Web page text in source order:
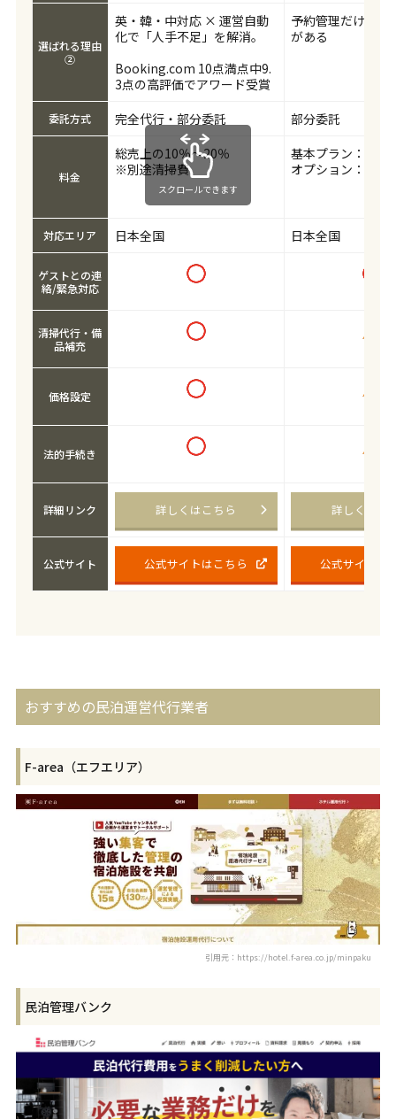
選ばれる理由
②
英・韓・中対応 × 運営自動
化で「人手不足」を解消。
Booking.com 10点満点中9.
3点の高評価でアワード受賞
予約管理だけ受託
がある
委託方式 完全代行・部分委託 部分委託
料金
総売上の10％～20％
※別途清掃費
基本プラン：
オプション：
対応エリア 日本全国 日本全国
ゲストとの連
絡/緊急対応
清掃代行・備
品補充
価格設定
法的手続き
詳細リンク 詳しくはこちら 詳しくはこ
公式サイト 公式サイトはこちら 公式サイトは
スクロールできます
おすすめの民泊運営代行業者
F-area（エフエリア）
引用元：https://hotel.f-area.co.jp/minpaku
民泊管理バンク